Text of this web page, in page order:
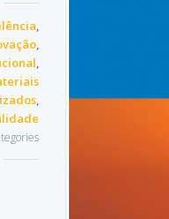
,
,
,
,